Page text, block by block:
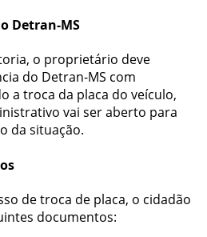
Detran-MS
o proprietário deve
do Detran-MS com
a troca da placa do veículo,
vai ser aberto para
da situação.
de troca de placa, o cidadão
documentos: